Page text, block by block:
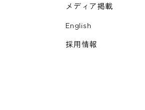
メディア掲載
English
採用情報